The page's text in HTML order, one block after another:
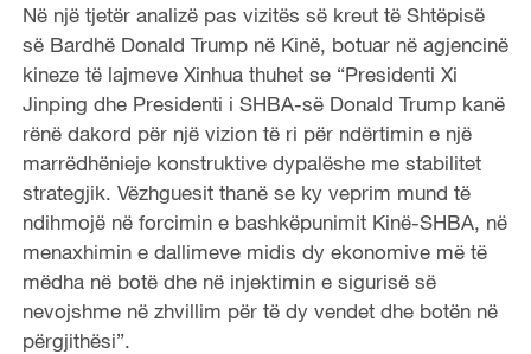
Në një tjetër analizë pas vizitës së kreut të Shtëpisë
së Bardhë Donald Trump në Kinë, botuar në agjencinë
kineze të lajmeve Xinhua thuhet se “Presidenti Xi
Jinping dhe Presidenti i SHBA-së Donald Trump kanë
rënë dakord për një vizion të ri për ndërtimin e një
marrëdhënieje konstruktive dypalëshe me stabilitet
strategjik. Vëzhguesit thanë se ky veprim mund të
ndihmojë në forcimin e bashkëpunimit Kinë-SHBA, në
menaxhimin e dallimeve midis dy ekonomive më të
mëdha në botë dhe në injektimin e sigurisë së
nevojshme në zhvillim për të dy vendet dhe botën në
përgjithësi”.